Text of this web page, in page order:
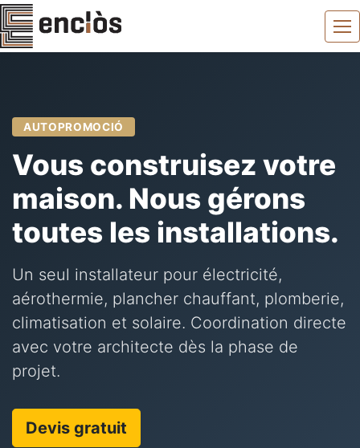
AUTOPROMOCIÓ
Vous construisez votre
maison. Nous gérons
toutes les installations.
Un seul installateur pour électricité,
aérothermie, plancher chauffant, plomberie,
climatisation et solaire. Coordination directe
avec votre architecte dès la phase de
projet.
Devis gratuit